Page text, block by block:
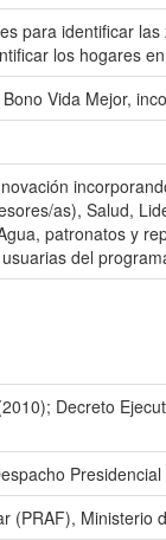
para identificar
los hogares
Vida Mejor,
as), Salud,
patronatos y
del
Decreto
Presidencial
(PRAF), Ministerio